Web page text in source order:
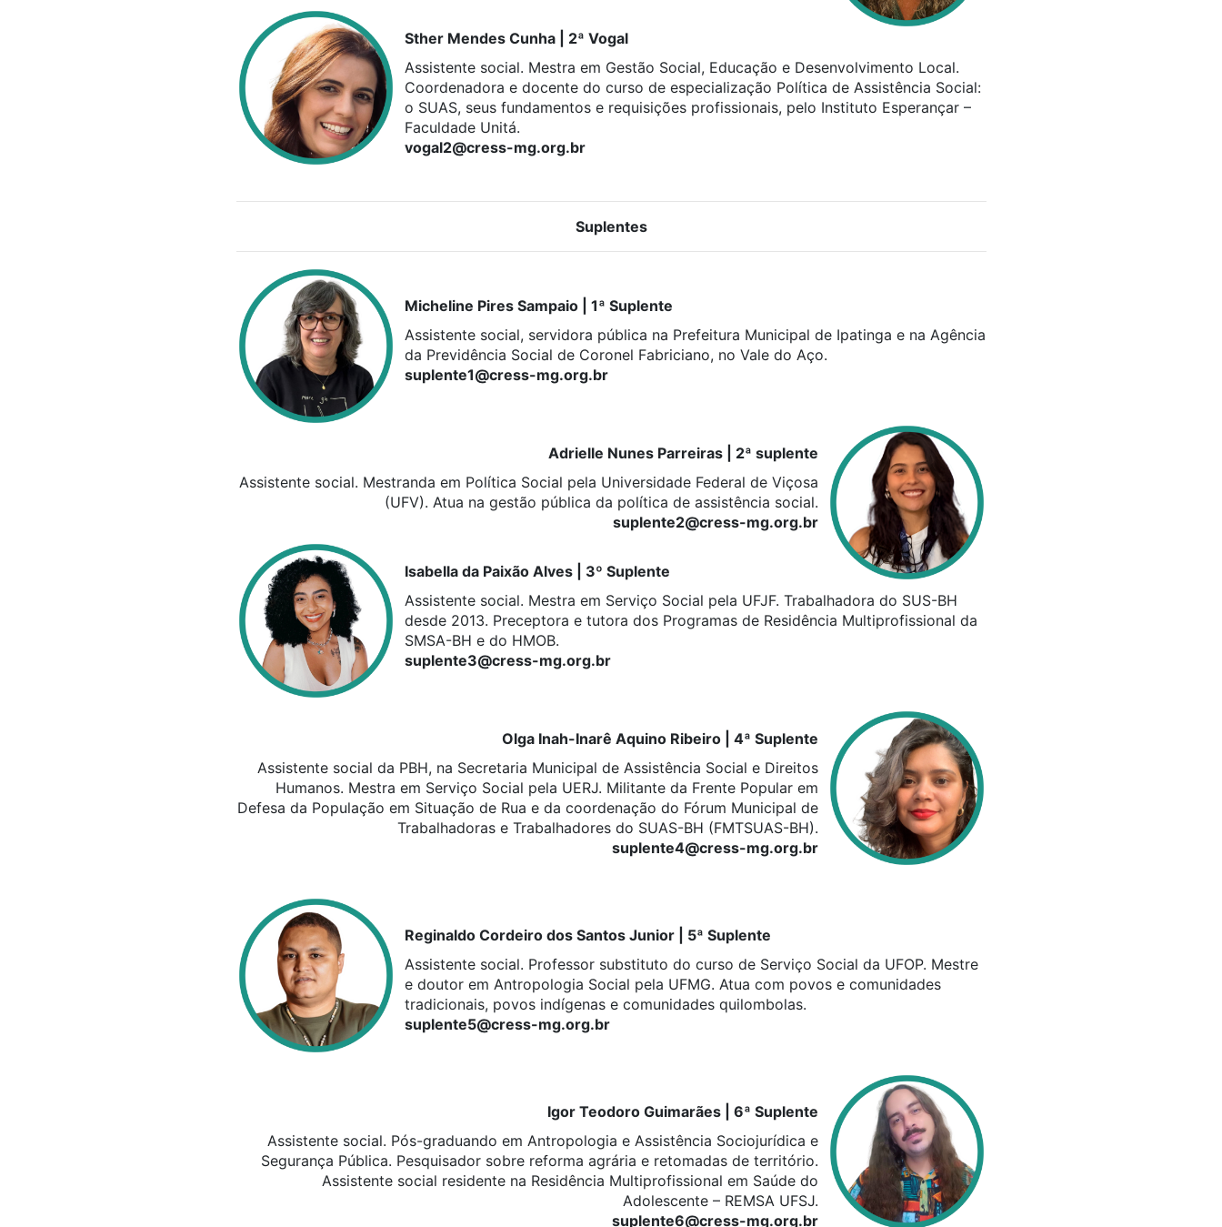
Sther Mendes Cunha | 2ª Vogal
Assistente social. Mestra em Gestão Social, Educação e Desenvolvimento Local.
Coordenadora e docente do curso de especialização Política de Assistência Social:
o SUAS, seus fundamentos e requisições profissionais, pelo Instituto Esperançar –
Faculdade Unitá.
vogal2@cress-mg.org.br
Suplentes
Micheline Pires Sampaio | 1ª Suplente
Assistente social, servidora pública na Prefeitura Municipal de Ipatinga e na Agência
da Previdência Social de Coronel Fabriciano, no Vale do Aço.
suplente1@cress-mg.org.br
Adrielle Nunes Parreiras | 2ª suplente
Assistente social. Mestranda em Política Social pela Universidade Federal de Viçosa
(UFV). Atua na gestão pública da política de assistência social.
suplente2@cress-mg.org.br
Isabella da Paixão Alves | 3º Suplente
Assistente social. Mestra em Serviço Social pela UFJF. Trabalhadora do SUS-BH
desde 2013. Preceptora e tutora dos Programas de Residência Multiprofissional da
SMSA-BH e do HMOB.
suplente3@cress-mg.org.br
Olga Inah-Inarê Aquino Ribeiro | 4ª Suplente
Assistente social da PBH, na Secretaria Municipal de Assistência Social e Direitos
Humanos. Mestra em Serviço Social pela UERJ. Militante da Frente Popular em
Defesa da População em Situação de Rua e da coordenação do Fórum Municipal de
Trabalhadoras e Trabalhadores do SUAS-BH (FMTSUAS-BH).
suplente4@cress-mg.org.br
Reginaldo Cordeiro dos Santos Junior | 5ª Suplente
Assistente social. Professor substituto do curso de Serviço Social da UFOP. Mestre
e doutor em Antropologia Social pela UFMG. Atua com povos e comunidades
tradicionais, povos indígenas e comunidades quilombolas.
suplente5@cress-mg.org.br
Igor Teodoro Guimarães | 6ª Suplente
Assistente social. Pós-graduando em Antropologia e Assistência Sociojurídica e
Segurança Pública. Pesquisador sobre reforma agrária e retomadas de território.
Assistente social residente na Residência Multiprofissional em Saúde do
Adolescente – REMSA UFSJ.
suplente6@cress-mg.org.br